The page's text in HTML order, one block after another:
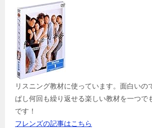
リスニング教材に使っています。面白いの
ぱし何回も繰り返せる楽しい教材を一つで
です！
フレンズの記事はこちら